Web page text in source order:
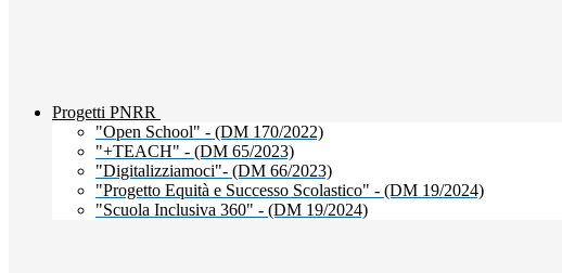
Progetti PNRR
"Open School" - (DM 170/2022)
"+TEACH" - (DM 65/2023)
"Digitalizziamoci"- (DM 66/2023)
"Progetto Equità e Successo Scolastico" - (DM 19/2024)
"Scuola Inclusiva 360" - (DM 19/2024)